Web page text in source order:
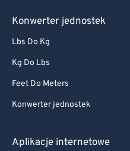
Konwerter jednostek
Lbs Do Kg
Kg Do Lbs
Feet Do Meters
Konwerter jednostek
Aplikacje internetowe